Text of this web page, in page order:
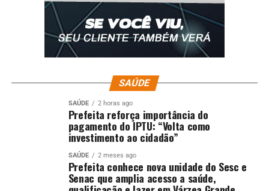
SAÚDE
SAÚDE 2 horas ago
Prefeita reforça importância do
pagamento do IPTU: “Volta como
investimento ao cidadão”
SAÚDE 2 meses ago
Prefeita conhece nova unidade do Sesc e
Senac que amplia acesso a saúde,